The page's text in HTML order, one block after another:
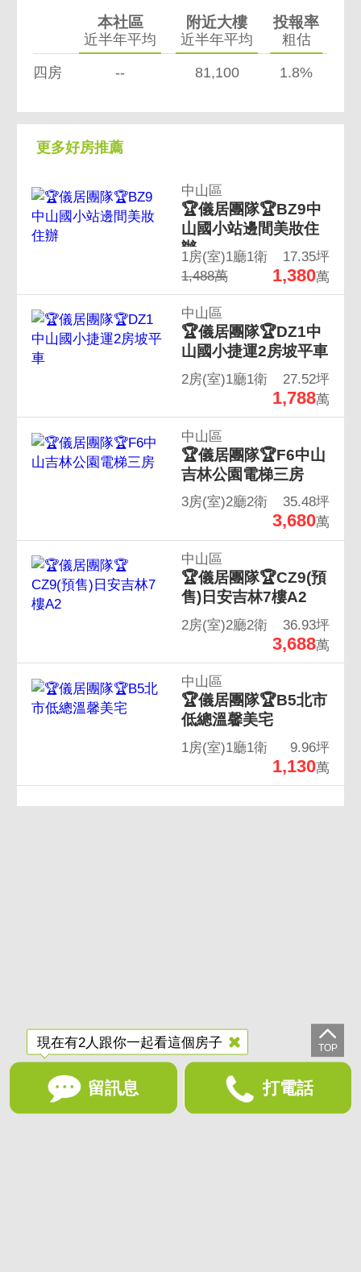
本社區
近半年平均
附近大樓
近半年平均
投報率
粗估
四房 -- 81,100 1.8%
更多好房推薦
中山區
🏆儀居團隊🏆BZ9中
山國小站邊間美妝住
辦
1房(室)1廳1衛
17.35坪
1,488萬
1,380萬
中山區
🏆儀居團隊🏆DZ1中
山國小捷運2房坡平車
2房(室)1廳1衛 27.52坪
1,788萬
中山區
🏆儀居團隊🏆F6中山
吉林公園電梯三房
3房(室)2廳2衛 35.48坪
3,680萬
中山區
🏆儀居團隊🏆CZ9(預
售)日安吉林7樓A2
2房(室)2廳2衛 36.93坪
3,688萬
中山區
🏆儀居團隊🏆B5北市
低總溫馨美宅
1房(室)1廳1衛 9.96坪
1,130萬
現在有2人跟你一起看這個房子
留訊息 打電話